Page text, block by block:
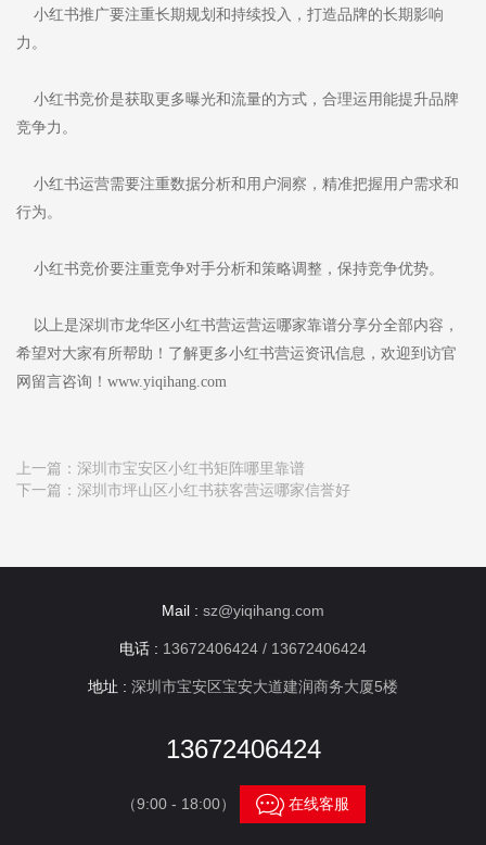
小红书推广要注重长期规划和持续投入，打造品牌的长期影响
力。
小红书竞价是获取更多曝光和流量的方式，合理运用能提升品牌
竞争力。
小红书运营需要注重数据分析和用户洞察，精准把握用户需求和
行为。
小红书竞价要注重竞争对手分析和策略调整，保持竞争优势。
以上是深圳市龙华区小红书营运营运哪家靠谱分享分全部内容，
希望对大家有所帮助！了解更多小红书营运资讯信息，欢迎到访官
网留言咨询！www.yiqihang.com
上一篇： 深圳市宝安区小红书矩阵哪里靠谱
下一篇： 深圳市坪山区小红书获客营运哪家信誉好
Mail : sz@yiqihang.com
电话 : 13672406424 / 13672406424
地址 : 深圳市宝安区宝安大道建润商务大厦5楼
13672406424
（9:00 - 18:00） 在线客服